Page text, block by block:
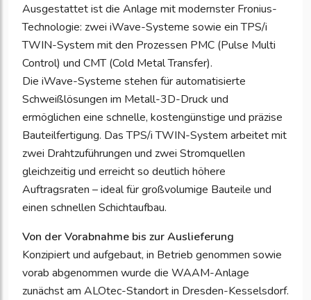
Ausgestattet ist die Anlage mit modernster Fronius-
Technologie: zwei iWave-Systeme sowie ein TPS/i
TWIN-System mit den Prozessen PMC (Pulse Multi
Control) und CMT (Cold Metal Transfer).
Die iWave-Systeme stehen für automatisierte
Schweißlösungen im Metall-3D-Druck und
ermöglichen eine schnelle, kostengünstige und präzise
Bauteilfertigung. Das TPS/i TWIN-System arbeitet mit
zwei Drahtzuführungen und zwei Stromquellen
gleichzeitig und erreicht so deutlich höhere
Auftragsraten – ideal für großvolumige Bauteile und
einen schnellen Schichtaufbau.
Von der Vorabnahme bis zur Auslieferung
Konzipiert und aufgebaut, in Betrieb genommen sowie
vorab abgenommen wurde die WAAM-Anlage
zunächst am ALOtec-Standort in Dresden-Kesselsdorf.